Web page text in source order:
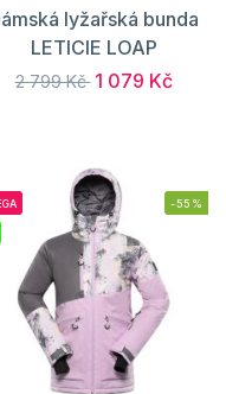
lyžařská bunda
LETICIE LOAP
2 799 Kč 1 079 Kč
-55%